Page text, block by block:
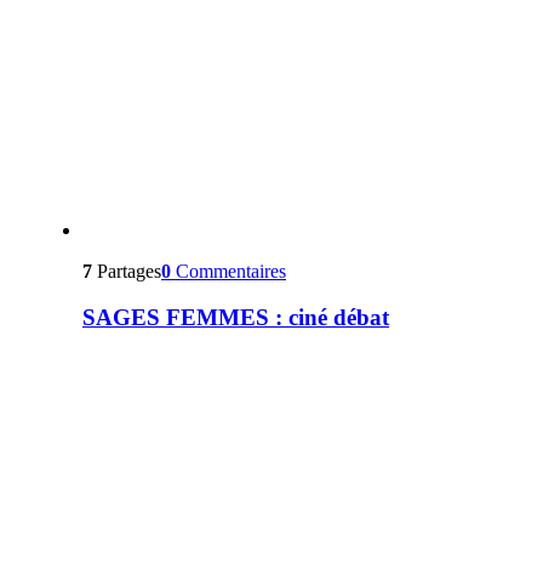
7 Partages0 Commentaires
SAGES FEMMES : ciné débat